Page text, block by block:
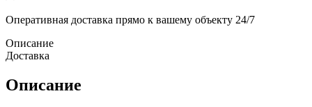
Оперативная доставка прямо к вашему объекту 24/7
Описание
Доставка
Описание